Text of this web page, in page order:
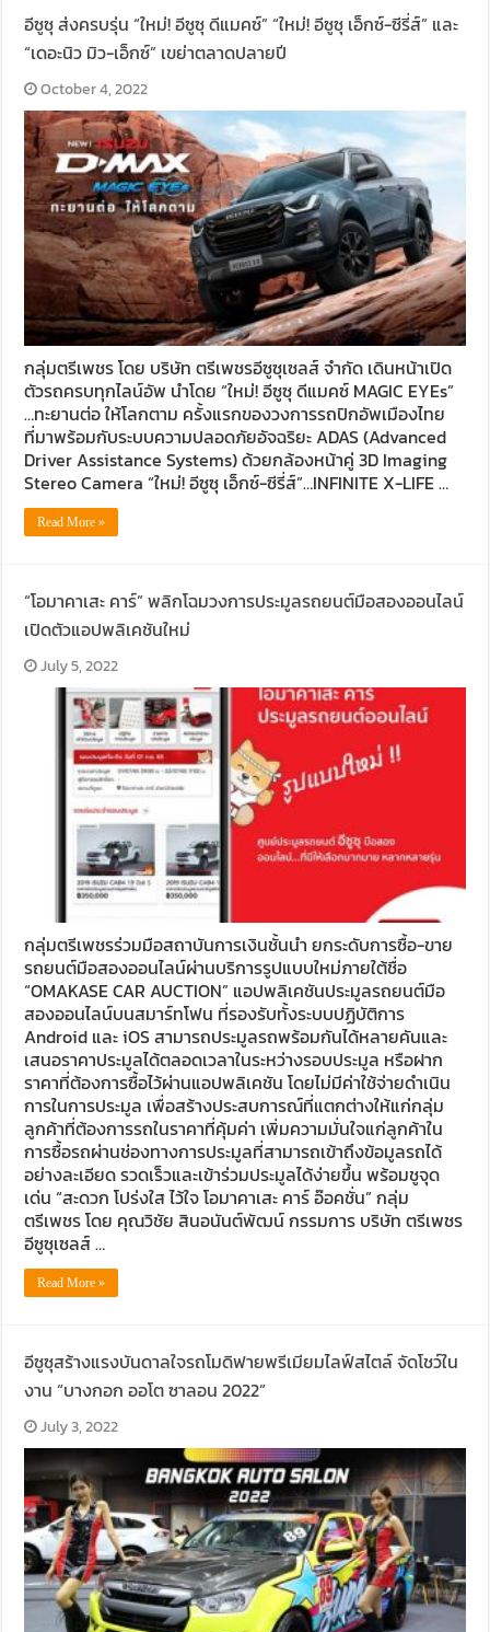
อีซูซุ ส่งครบรุ่น “ใหม่! อีซูซุ ดีแมคซ์” “ใหม่! อีซูซุ เอ็กซ์-ซีรี่ส์” และ
“เดอะนิว มิว-เอ็กซ์” เขย่าตลาดปลายปี
October 4, 2022
กลุ่มตรีเพชร โดย บริษัท ตรีเพชรอีซูซุเซลส์ จำกัด เดินหน้าเปิด
ตัวรถครบทุกไลน์อัพ นำโดย “ใหม่! อีซูซุ ดีแมคซ์ MAGIC EYEs”
…ทะยานต่อ ให้โลกตาม ครั้งแรกของวงการรถปิกอัพเมืองไทย
ที่มาพร้อมกับระบบความปลอดภัยอัจฉริยะ ADAS (Advanced
Driver Assistance Systems) ด้วยกล้องหน้าคู่ 3D Imaging
Stereo Camera “ใหม่! อีซูซุ เอ็กซ์-ซีรี่ส์”…INFINITE X-LIFE …
Read More »
“โอมาคาเสะ คาร์” พลิกโฉมวงการประมูลรถยนต์มือสองออนไลน์
เปิดตัวแอปพลิเคชันใหม่
July 5, 2022
กลุ่มตรีเพชรร่วมมือสถาบันการเงินชั้นนำ ยกระดับการซื้อ-ขาย
รถยนต์มือสองออนไลน์ผ่านบริการรูปแบบใหม่ภายใต้ชื่อ
“OMAKASE CAR AUCTION” แอปพลิเคชันประมูลรถยนต์มือ
สองออนไลน์บนสมาร์ทโฟน ที่รองรับทั้งระบบปฏิบัติการ
Android และ iOS สามารถประมูลรถพร้อมกันได้หลายคันและ
เสนอราคาประมูลได้ตลอดเวลาในระหว่างรอบประมูล หรือฝาก
ราคาที่ต้องการซื้อไว้ผ่านแอปพลิเคชัน โดยไม่มีค่าใช้จ่ายดำเนิน
การในการประมูล เพื่อสร้างประสบการณ์ที่แตกต่างให้แก่กลุ่ม
ลูกค้าที่ต้องการรถในราคาที่คุ้มค่า เพิ่มความมั่นใจแก่ลูกค้าใน
การซื้อรถผ่านช่องทางการประมูลที่สามารถเข้าถึงข้อมูลรถได้
อย่างละเอียด รวดเร็วและเข้าร่วมประมูลได้ง่ายขึ้น พร้อมชูจุด
เด่น “สะดวก โปร่งใส ไว้ใจ โอมาคาเสะ คาร์ อ๊อคชั่น” กลุ่ม
ตรีเพชร โดย คุณวิชัย สินอนันต์พัฒน์ กรรมการ บริษัท ตรีเพชร
อีซูซุเซลส์ …
Read More »
อีซูซุสร้างแรงบันดาลใจรถโมดิฟายพรีเมียมไลฟ์สไตล์ จัดโชว์ใน
งาน “บางกอก ออโต ซาลอน 2022”
July 3, 2022